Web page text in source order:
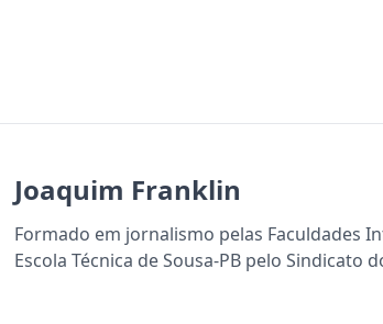
Joaquim Franklin
Formado em jornalismo pelas Faculdades
Escola Técnica de Sousa-PB pelo Sindicato